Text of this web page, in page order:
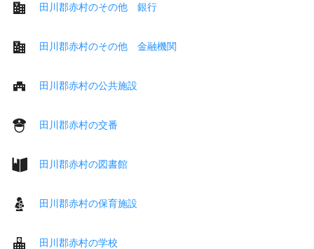
田川郡赤村のその他 銀行
田川郡赤村のその他 金融機関
田川郡赤村の公共施設
田川郡赤村の交番
田川郡赤村の図書館
田川郡赤村の保育施設
田川郡赤村の学校